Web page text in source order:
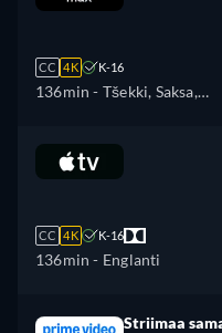
CC 4K K-16
136min - Tšekki, Saksa,
Unkari, Puola, Slovakki
CC 4K K-16
136min - Englanti
Striimaa